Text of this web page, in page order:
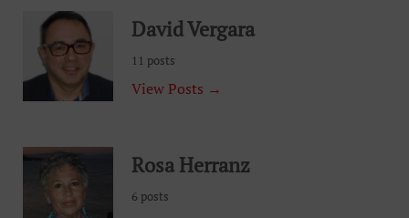
David Vergara
11 posts
View Posts →
Rosa Herranz
6 posts